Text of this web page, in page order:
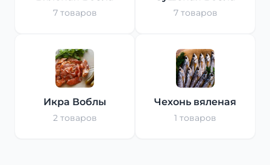
7 товаров 7 товаров
Икра Воблы
2 товаров
Чехонь вяленая
1 товаров